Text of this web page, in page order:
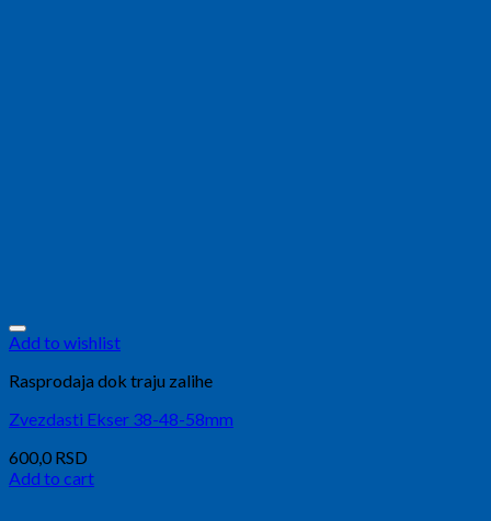
Add to wishlist
Rasprodaja dok traju zalihe
Zvezdasti Ekser 38-48-58mm
600,0 RSD
Add to cart